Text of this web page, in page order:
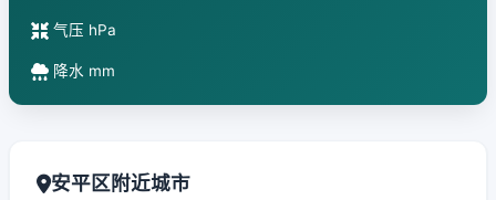
气压 hPa
降水 mm
安平区附近城市